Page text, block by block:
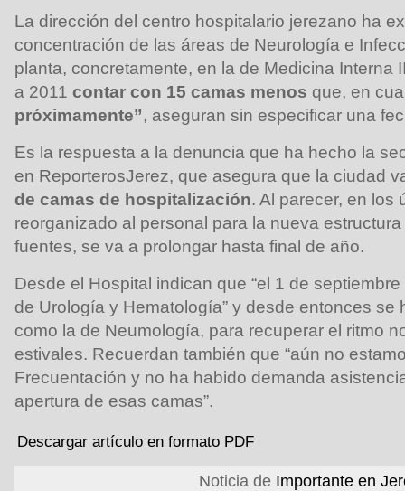
La dirección del centro hospitalario jerezano ha
concentración de las áreas de Neurología e
planta, concretamente, en la de Medicina Interna
a 2011 contar con 15 camas menos que, en
próximamente”, aseguran sin especificar una
Es la respuesta a la denuncia que ha hecho la
en ReporterosJerez, que asegura que la ciudad
de camas de hospitalización. Al parecer, en los
reorganizado al personal para la nueva
fuentes, se va a prolongar hasta final de año.
Desde el Hospital indican que “el 1 de
de Urología y Hematología” y desde entonces se
como la de Neumología, para recuperar el ritmo
estivales. Recuerdan también que “aún no
Frecuentación y no ha habido demanda
apertura de esas camas”.
Descargar artículo en formato PDF
Noticia de Importante en